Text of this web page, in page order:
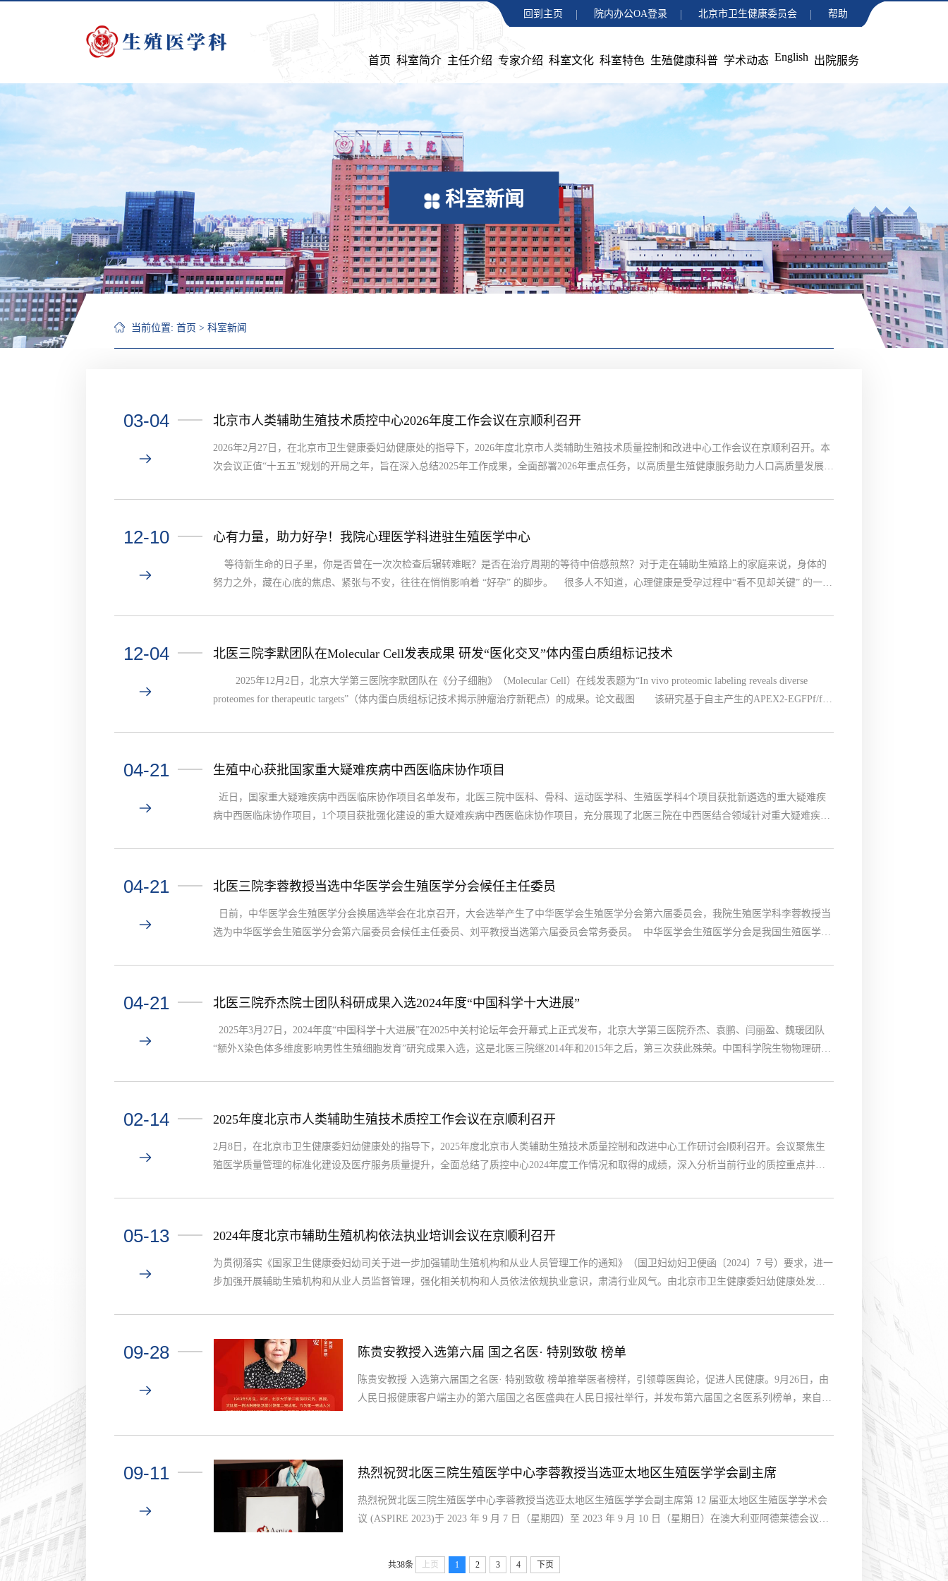
回到主页 院内办公OA登录 北京市卫生健康委员会 帮助
首页 科室简介 主任介绍 专家介绍 科室文化 科室特色 生殖健康科普 学术动态 English 出院服务
科室新闻
当前位置: 首页 > 科室新闻
03-04 北京市人类辅助生殖技术质控中心2026年度工作会议在京顺利召开
2026年2月27日，在北京市卫生健康委妇幼健康处的指导下，2026年度北京市人类辅助生殖技术质量控制和改进中心工作会议在京顺利召开。本
次会议正值“十五五”规划的开局之年，旨在深入总结2025年工作成果，全面部署2026年重点任务，以高质量生殖健康服务助力人口高质量发展。
妇幼健康处副处长周彦华列席会议。...
12-10 心有力量，助力好孕！我院心理医学科进驻生殖医学中心
等待新生命的日子里，你是否曾在一次次检查后辗转难眠？是否在治疗周期的等待中倍感煎熬？对于走在辅助生殖路上的家庭来说，身体的
努力之外，藏在心底的焦虑、紧张与不安，往往在悄悄影响着 “好孕” 的脚步。 很多人不知道，心理健康是受孕过程中“看不见却关键” 的一
力，更会让身体陷入 “应激状态”...
12-04 北医三院李默团队在Molecular Cell发表成果 研发“医化交叉”体内蛋白质组标记技术
2025年12月2日，北京大学第三医院李默团队在《分子细胞》（Molecular Cell）在线发表题为“In vivo proteomic labeling reveals diverse
proteomes for therapeutic targets”（体内蛋白质组标记技术揭示肿瘤治疗新靶点）的成果。论文截图 该研究基于自主产生的APEX2-EGFPf/f小
群的高质量体内蛋白质组学描绘，...
04-21 生殖中心获批国家重大疑难疾病中西医临床协作项目
近日，国家重大疑难疾病中西医临床协作项目名单发布，北医三院中医科、骨科、运动医学科、生殖医学科4个项目获批新遴选的重大疑难疾
病中西医临床协作项目，1个项目获批强化建设的重大疑难疾病中西医临床协作项目，充分展现了北医三院在中西医结合领域针对重大疑难疾病
中医科和生殖医学科联合申报。...
04-21 北医三院李蓉教授当选中华医学会生殖医学分会候任主任委员
日前，中华医学会生殖医学分会换届选举会在北京召开，大会选举产生了中华医学会生殖医学分会第六届委员会，我院生殖医学科李蓉教授当
选为中华医学会生殖医学分会第六届委员会候任主任委员、刘平教授当选第六届委员会常务委员。 中华医学会生殖医学分会是我国生殖医学领
04-21 北医三院乔杰院士团队科研成果入选2024年度“中国科学十大进展”
2025年3月27日，2024年度“中国科学十大进展”在2025中关村论坛年会开幕式上正式发布，北京大学第三医院乔杰、袁鹏、闫丽盈、魏瑗团队
“额外X染色体多维度影响男性生殖细胞发育”研究成果入选，这是北医三院继2014年和2015年之后，第三次获此殊荣。中国科学院生物物理研究
关重要。克氏综合征（47，...
02-14 2025年度北京市人类辅助生殖技术质控工作会议在京顺利召开
2月8日，在北京市卫生健康委妇幼健康处的指导下，2025年度北京市人类辅助生殖技术质量控制和改进中心工作研讨会顺利召开。会议聚焦生
殖医学质量管理的标准化建设及医疗服务质量提升，全面总结了质控中心2024年度工作情况和取得的成绩，深入分析当前行业的质控重点并对
各相关单位坚守底线、依法依规开展辅助生殖服务；...
05-13 2024年度北京市辅助生殖机构依法执业培训会议在京顺利召开
为贯彻落实《国家卫生健康委妇幼司关于进一步加强辅助生殖机构和从业人员管理工作的通知》（国卫妇幼妇卫便函〔2024〕7 号）要求，进一
步加强开展辅助生殖机构和从业人员监督管理，强化相关机构和人员依法依规执业意识，肃清行业风气。由北京市卫生健康委妇幼健康处发
象包括北京市各辅助生殖机构的负责人，...
09-28 陈贵安教授入选第六届 国之名医· 特别致敬 榜单
陈贵安教授 入选第六届国之名医· 特别致敬 榜单推举医者榜样，引领尊医舆论，促进人民健康。9月26日，由
人民日报健康客户端主办的第六届国之名医盛典在人民日报社举行，并发布第六届国之名医系列榜单，来自26
盛典是人民日报健康客户端主办的年度性医生学术活动，活动以“权威、客观、公正”为原则，以“推举医者榜
09-11 热烈祝贺北医三院生殖医学中心李蓉教授当选亚太地区生殖医学学会副主席
热烈祝贺北医三院生殖医学中心李蓉教授当选亚太地区生殖医学学会副主席第 12 届亚太地区生殖医学学术会
议 (ASPIRE 2023)于 2023 年 9 月 7 日（星期四）至 2023 年 9 月 10 日（星期日）在澳大利亚阿德莱德会议中
李蓉当选副主席。会上宣布，我国获得2026年ASPIRE会议举办权，北京届时将承办亚太地区最大的生殖医学
国际学术会议。...
共38条 上页 1 2 3 4 下页